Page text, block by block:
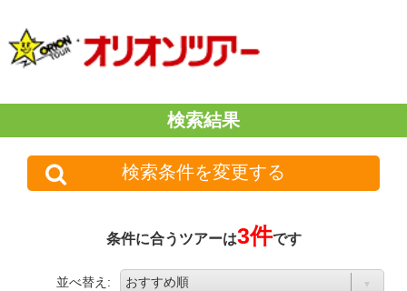
検索結果
検索条件を変更する
条件に合うツアーは3件です
並べ替え: